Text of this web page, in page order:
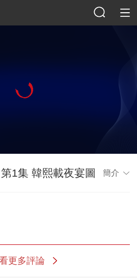
第1集 韓熙載夜宴圖 簡介
更多評論